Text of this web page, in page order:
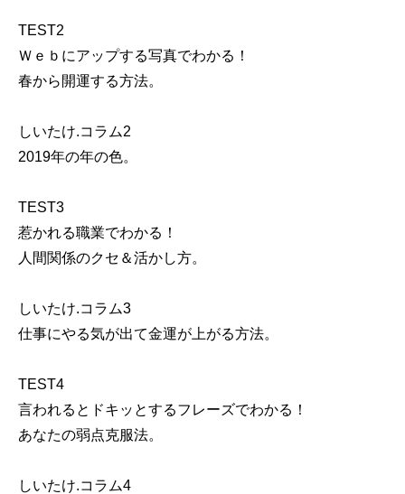
TEST2
Ｗｅｂにアップする写真でわかる！
春から開運する方法。
しいたけ.コラム2
2019年の年の色。
TEST3
惹かれる職業でわかる！
人間関係のクセ＆活かし方。
しいたけ.コラム3
仕事にやる気が出て金運が上がる方法。
TEST4
言われるとドキッとするフレーズでわかる！
あなたの弱点克服法。
しいたけ.コラム4